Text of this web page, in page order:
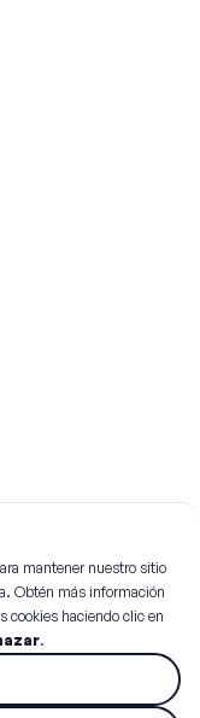
mantener nuestro sitio
Obtén más información
cookies haciendo clic en
.